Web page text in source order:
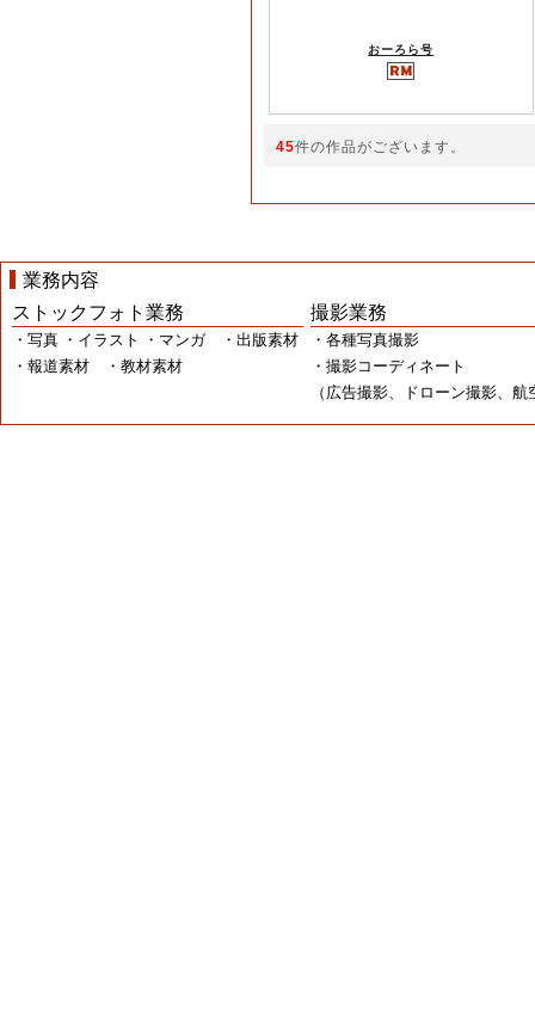
おーろら号
45件の作品がございます。
業務内容
ストックフォト業務
・写真 ・イラスト ・マンガ ・出版素材
・報道素材 ・教材素材
撮影業務
・各種写真撮影
・撮影コーディネート
（広告撮影、ドローン撮影、航